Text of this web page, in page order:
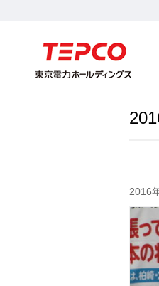
2016